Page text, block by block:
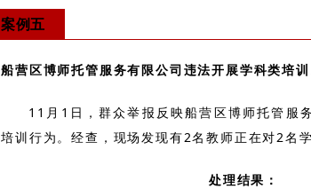
案例五
船营区博师托管服务有限公司违法开展学科类培训
11月1日，群众举报反映船营区博师托管服
培训行为。经查，现场发现有2名教师正在对2名
处理结果：